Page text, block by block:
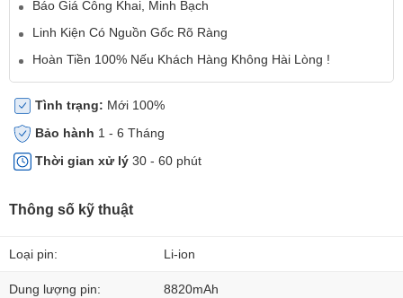
Báo Giá Công Khai, Minh Bạch
Linh Kiện Có Nguồn Gốc Rõ Ràng
Hoàn Tiền 100% Nếu Khách Hàng Không Hài Lòng !
Tình trạng: Mới 100%
Bảo hành 1 - 6 Tháng
Thời gian xử lý 30 - 60 phút
Thông số kỹ thuật
Loại pin: Li-ion
Dung lượng pin: 8820mAh